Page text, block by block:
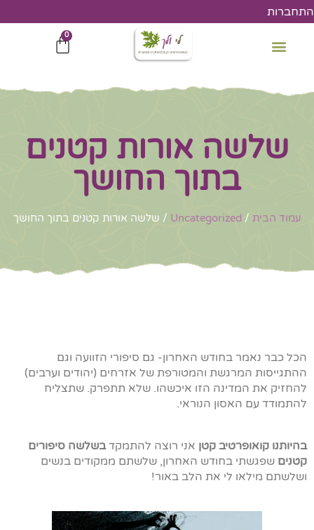
דילוג
לתוכן
התחברות
0
עגלת
שלשה אורות קטנים
בתוך החושך
עמוד הבית /
Uncategorized / שלשה אורות קטנים בתוך החושך
הכל כבר נאמר בחודש האחרון- גם סיפורי הזוועה וגם
ההתגייסות המרגשת והמטורפת של אזרחים (יהודים וערבים)
להחזיק את המדינה הזו איכשהו. שלא תתפרק. שתצליח
להתמודד עם האסון הנוראי.
בהיותנו קואופרטיב קטן אני רוצה להתמקדבשלשה סיפורים
קטנים שפגשתי בחודש האחרון, שלשתם ממקודים בנשים
ושלשתם מילאו לי את הלב באור!